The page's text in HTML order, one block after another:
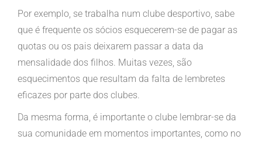
Por exemplo, se trabalha num clube desportivo, sabe
que é frequente os sócios esquecerem-se de pagar as
quotas ou os pais deixarem passar a data da
mensalidade dos filhos. Muitas vezes, são
esquecimentos que resultam da falta de lembretes
eficazes por parte dos clubes.
Da mesma forma, é importante o clube lembrar-se da
sua comunidade em momentos importantes, como no